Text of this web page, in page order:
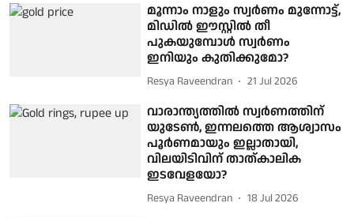
മൂന്നാം നാളും സ്വര്‍ണം മുന്നോട്ട്,
മിഡിൽ ഈസ്റ്റിൽ തീ
പുകയുമ്പോൾ സ്വർണം
ഇനിയും കുതിക്കുമോ?
Resya Raveendran 21 Jul 2026
വാരാന്ത്യത്തില്‍ സ്വര്‍ണത്തിന്
യുടേണ്‍, ഇന്നലത്തെ ആശ്വാസം
പൂര്‍ണമായും ഇല്ലാതായി,
വിലയിടിവിന് താത്കാലിക
ഇടവേളയോ?
Resya Raveendran 18 Jul 2026